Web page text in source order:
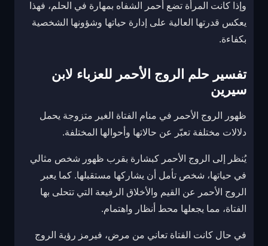
وإذا كانت المرأة تضع أحمر الشفاه بمهارة في الحلم، فهذا
يعكس قدرتها العالية على إدارة حياتها وشؤونها الشخصية
بكفاءة.
تفسير حلم الروج الأحمر للعزباء لابن
سيرين
ظهور الروج الأحمر في منام الفتاة الغير متزوجة يحمل
دلالات مختلفة تعبّر عن حالاتها وأحوالها المختلفة.
يُنظر إلى الروج الأحمر كبشارة بقرب ظهور شخص مثالي
في حياتها، شخص تأمل أن يشاركها مستقبلها. كما يعبر
الروج الأحمر عن القيم والأخلاق الرفيعة التي تتحلى بها
الفتاة، مما يجعلها محط أنظار واهتمام.
في حال كانت الفتاة تعاني من مرض، فيرمز رؤية الروج